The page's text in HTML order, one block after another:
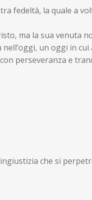
fedeltà, la quale a
ma la sua venuta
un oggi in cui
perseveranza e
che si